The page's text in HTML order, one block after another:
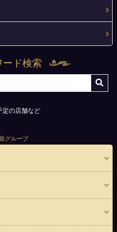
ード検索
定の店舗など
グループ